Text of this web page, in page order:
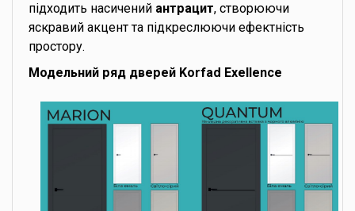
підходить насичений антрацит, створюючи
яскравий акцент та підкреслюючи ефектність
простору.
Модельний ряд дверей Korfad Exellence